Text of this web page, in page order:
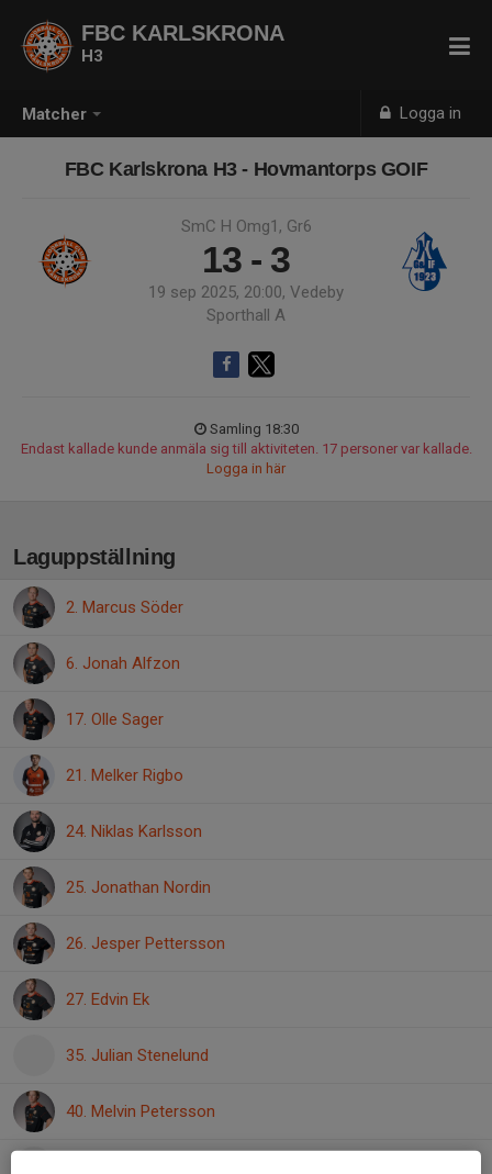
Matcher Logga in
FBC KARLSKRONA
H3
FBC Karlskrona H3 - Hovmantorps GOIF
SmC H Omg1, Gr6
13 - 3
19 sep 2025, 20:00, Vedeby
Sporthall A
Samling 18:30
Endast kallade kunde anmäla sig till aktiviteten. 17 personer var kallade.
Logga in här
Laguppställning
2. Marcus Söder
6. Jonah Alfzon
17. Olle Sager
21. Melker Rigbo
24. Niklas Karlsson
25. Jonathan Nordin
26. Jesper Pettersson
27. Edvin Ek
35. Julian Stenelund
40. Melvin Petersson